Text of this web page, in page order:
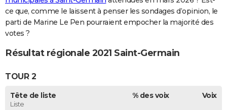
ce que, comme le laissent à penser les sondages d’opinion, le
parti de Marine Le Pen pourraient empocher la majorité des
votes ?
Résultat régionale 2021 Saint-Germain
TOUR 2
Tête de liste
Liste
% des voix Voix